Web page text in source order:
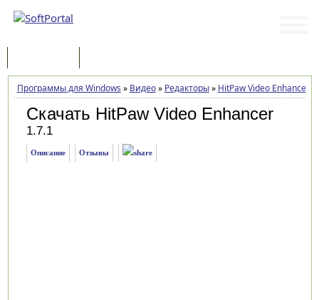
Программы для Windows » Видео» Редакторы» HitPaw Video Enhancer
Скачать HitPaw Video Enhancer
1.7.1
Описание Отзывы